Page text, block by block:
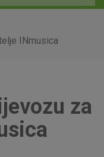
INmusica
za